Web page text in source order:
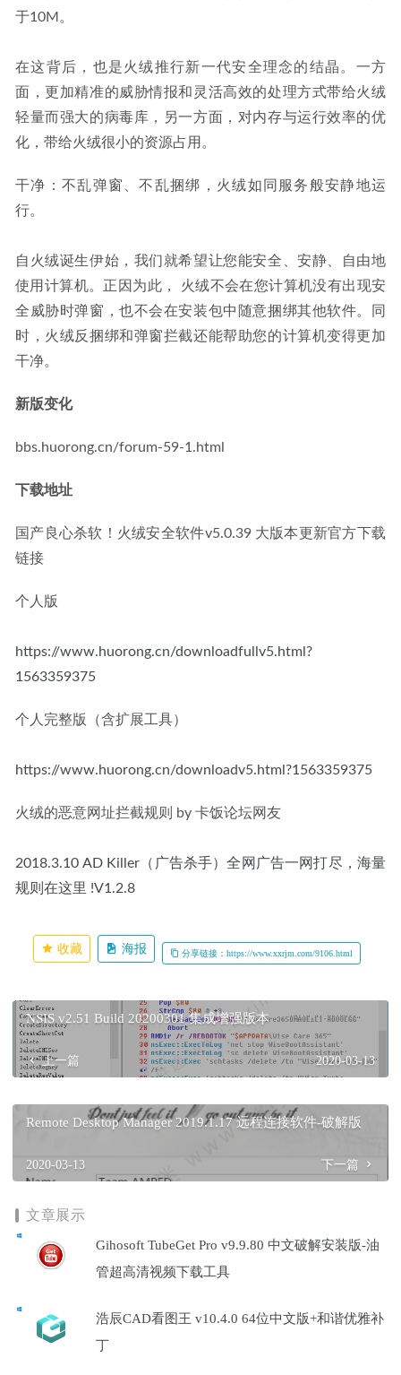
于10M。
在这背后，也是火绒推行新一代安全理念的结晶。一方
面，更加精准的威胁情报和灵活高效的处理方式带给火绒
轻量而强大的病毒库，另一方面，对内存与运行效率的优
化，带给火绒很小的资源占用。
干净：不乱弹窗、不乱捆绑，火绒如同服务般安静地运
行。
自火绒诞生伊始，我们就希望让您能安全、安静、自由地
使用计算机。正因为此， 火绒不会在您计算机没有出现安
全威胁时弹窗，也不会在安装包中随意捆绑其他软件。同
时，火绒反捆绑和弹窗拦截还能帮助您的计算机变得更加
干净。
新版变化
bbs.huorong.cn/forum-59-1.html
下载地址
国产良心杀软！火绒安全软件v5.0.39 大版本更新官方下载
链接
个人版
https://www.huorong.cn/downloadfullv5.html?
1563359375
个人完整版（含扩展工具）
https://www.huorong.cn/downloadv5.html?1563359375
火绒的恶意网址拦截规则 by 卡饭论坛网友
2018.3.10 AD Killer（广告杀手）全网广告一网打尽，海量
规则在这里 !V1.2.8
收藏 海报 分享链接：https://www.xxrjm.com/9106.html
NSIS v2.51 Build 20200301 集成增强版本
上一篇 2020-03-13
Remote Desktop Manager 2019.1.17 远程连接软件-破解版
2020-03-13 下一篇
文章展示
Gihosoft TubeGet Pro v9.9.80 中文破解安装版-油
管超高清视频下载工具
浩辰CAD看图王 v10.4.0 64位中文版+和谐优雅补
丁